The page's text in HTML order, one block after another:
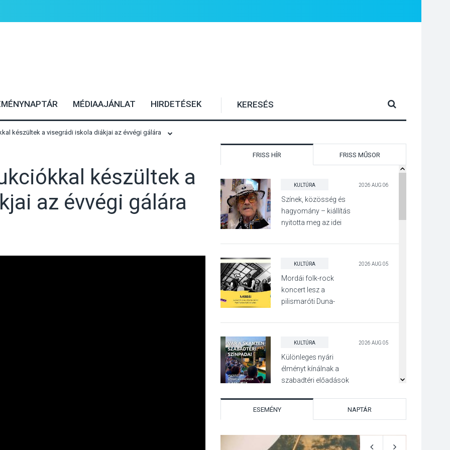
MÉDIAAJÁNLAT HIRDETÉSEK
készültek a visegrádi iskola diákjai az évvégi gálára
készültek a
az évvégi gálára
FRISS HÍR FRISS MŰSOR
KULTÚRA 2026 AUG 06
Színek, közösség és
hagyomány – kiállítás
nyitotta meg az idei
KULTÚRA 2026 AUG 05
Mordái folk-rock
koncert lesz a
pilismaróti Duna-
KULTÚRA 2026 AUG 05
Különleges nyári
élményt kínálnak a
szabadtéri előadások
KÖZÉLET 2026 AUG 05
Szeptembertől
emelkednek a
ESEMÉNY NAPTÁR